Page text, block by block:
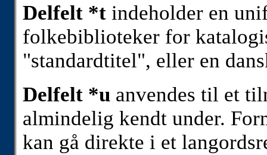
Delfelt *t indeholder en
folkebiblioteker for
"standardtitel", eller en
Delfelt *u anvendes til et
almindelig kendt under.
kan gå direkte i et